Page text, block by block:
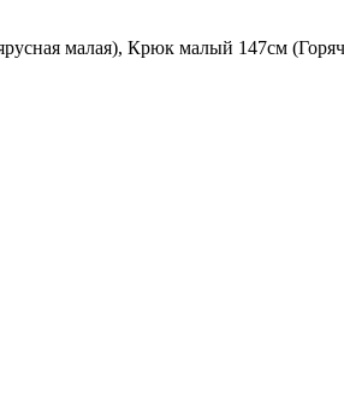
малая), Крюк малый 147см